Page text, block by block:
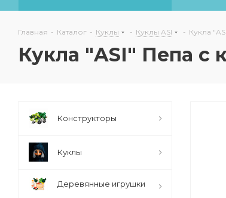
Главная - Каталог - Куклы - Куклы ASI - Кукла
Кукла "ASI" Пепа с
Конструкторы
Куклы
Деревянные игрушки